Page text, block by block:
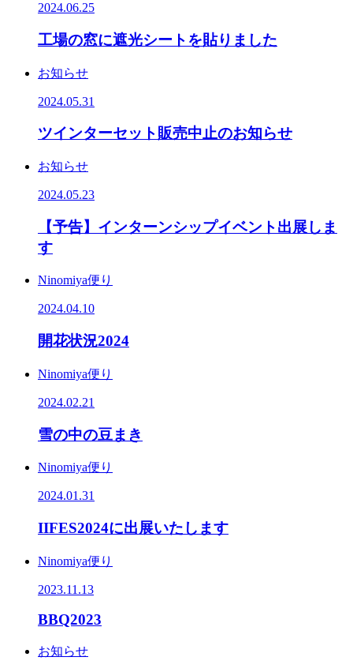
2024.06.25
工場の窓に遮光シートを貼りました
お知らせ
2024.05.31
ツインターセット販売中止のお知らせ
お知らせ
2024.05.23
【予告】インターンシップイベント出展しま
す
Ninomiya便り
2024.04.10
開花状況2024
Ninomiya便り
2024.02.21
雪の中の豆まき
Ninomiya便り
2024.01.31
IIFES2024に出展いたします
Ninomiya便り
2023.11.13
BBQ2023
お知らせ